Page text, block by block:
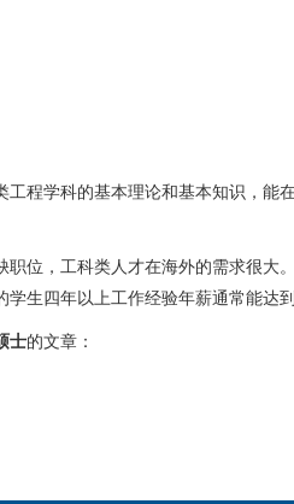
学科的基本理论和基本知识，能
，工科类人才在海外的需求很大
生四年以上工作经验年薪通常能达
士的文章：